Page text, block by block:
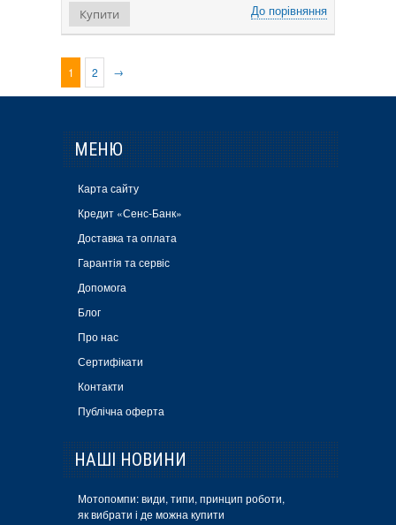
До порівняння
Купити
1 2 →
МЕНЮ
Карта сайту
Кредит «Сенс-Банк»
Доставка та оплата
Гарантія та сервіс
Допомога
Блог
Про нас
Сертифікати
Контакти
Публічна оферта
НАШІ НОВИНИ
Мотопомпи: види, типи, принцип роботи,
як вибрати і де можна купити